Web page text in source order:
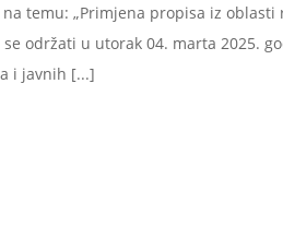
temu: „Primjena propisa iz oblasti
se održati u utorak 04. marta 2025.
i javnih [...]